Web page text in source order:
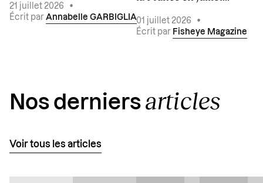
21 juillet 2026
•
Écrit par Annabelle GARBIGLIA01 juillet 2026
•
Écrit par Fisheye Magazine
Nos derniers articles
Voir tous les articles